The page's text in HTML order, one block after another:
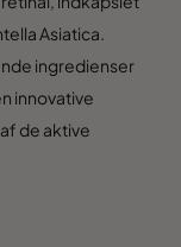
Asiatica.
ingredienser
innovative
de aktive